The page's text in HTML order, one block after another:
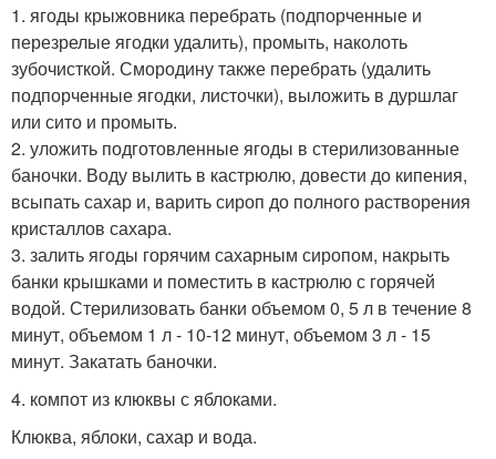
1. ягоды крыжовника перебрать (подпорченные и
перезрелые ягодки удалить), промыть, наколоть
зубочисткой. Смородину также перебрать (удалить
подпорченные ягодки, листочки), выложить в дуршлаг
или сито и промыть.
2. уложить подготовленные ягоды в стерилизованные
баночки. Воду вылить в кастрюлю, довести до кипения,
всыпать сахар и, варить сироп до полного растворения
кристаллов сахара.
3. залить ягоды горячим сахарным сиропом, накрыть
банки крышками и поместить в кастрюлю с горячей
водой. Стерилизовать банки объемом 0, 5 л в течение 8
минут, объемом 1 л - 10-12 минут, объемом 3 л - 15
минут. Закатать баночки.
4. компот из клюквы с яблоками.
Клюква, яблоки, сахар и вода.